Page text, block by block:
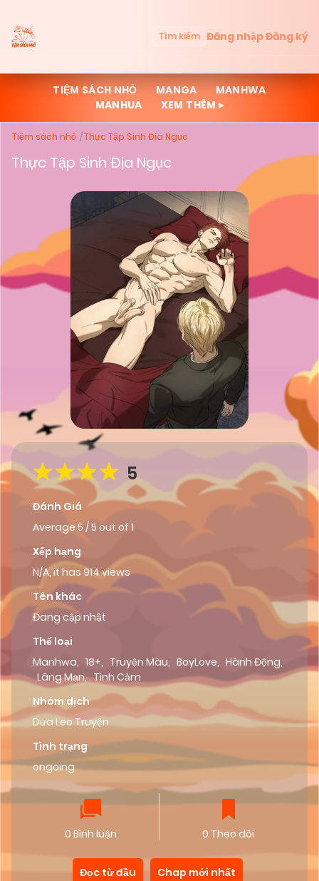
Tìm kiếm Đăng nhậpĐăng ký
TIỆM SÁCH NHỎ MANGA
MANHWA
MANHUA
XEM THÊM ▸
Tiệm sách nhỏ Thực Tập Sinh Địa Ngục
Thực Tập Sinh Địa Ngục
5
Đánh Giá
Average 5 /5 out of 1
Xếp hạng
N/A, it has 914 views
Tên khác
Đang cập nhật
Thể loại
Manhwa, 18+, Truyện Màu, BoyLove, Hành Động,
Lãng Mạn, Tình Cảm
Nhóm dịch
Dưa Leo Truyện
Tình trạng
ongoing
0 Bình luận 0 Theo dõi
Đọc từ đầu Chap mới nhất